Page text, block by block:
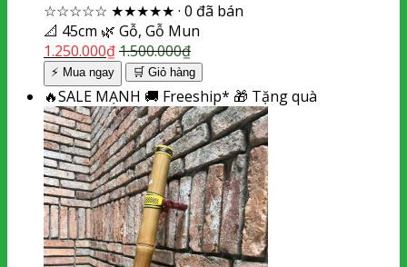
☆☆☆☆☆ ★★★★★ · 0 đã bán
📐 45cm 🌿 Gỗ, Gỗ Mun
1.250.000₫1.500.000₫
⚡ Mua ngay 🛒 Giỏ hàng
🔥SALE MẠNH 🚚 Freeship* 🎁 Tặng quà